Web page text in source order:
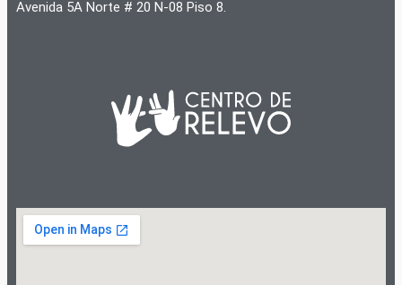
Avenida 5A Norte # 20 N-08 Piso 8.